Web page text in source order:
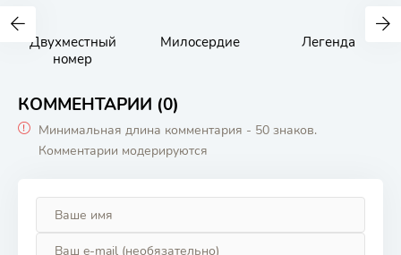
Двухместный
номер
Милосердие Легенда
КОММЕНТАРИИ (0)
Минимальная длина комментария - 50 знаков.
Комментарии модерируются